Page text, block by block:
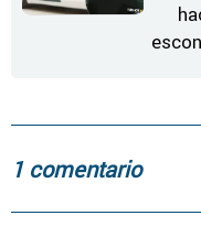
1 comentario